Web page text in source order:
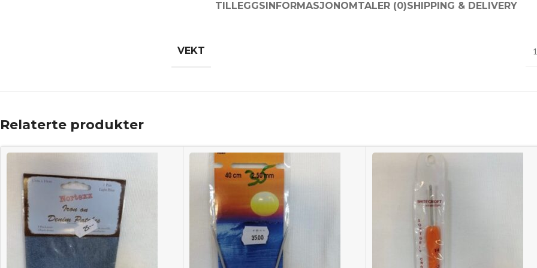
TILLEGGSINFORMASJONOMTALER (0)SHIPPING & DELIVERY
VEKT
Relaterte produkter